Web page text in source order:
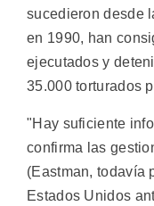
sucedieron desde
en 1990, han
ejecutados y
35.000 torturados
"Hay suficiente
confirma las
(Eastman, todavía
Estados Unidos